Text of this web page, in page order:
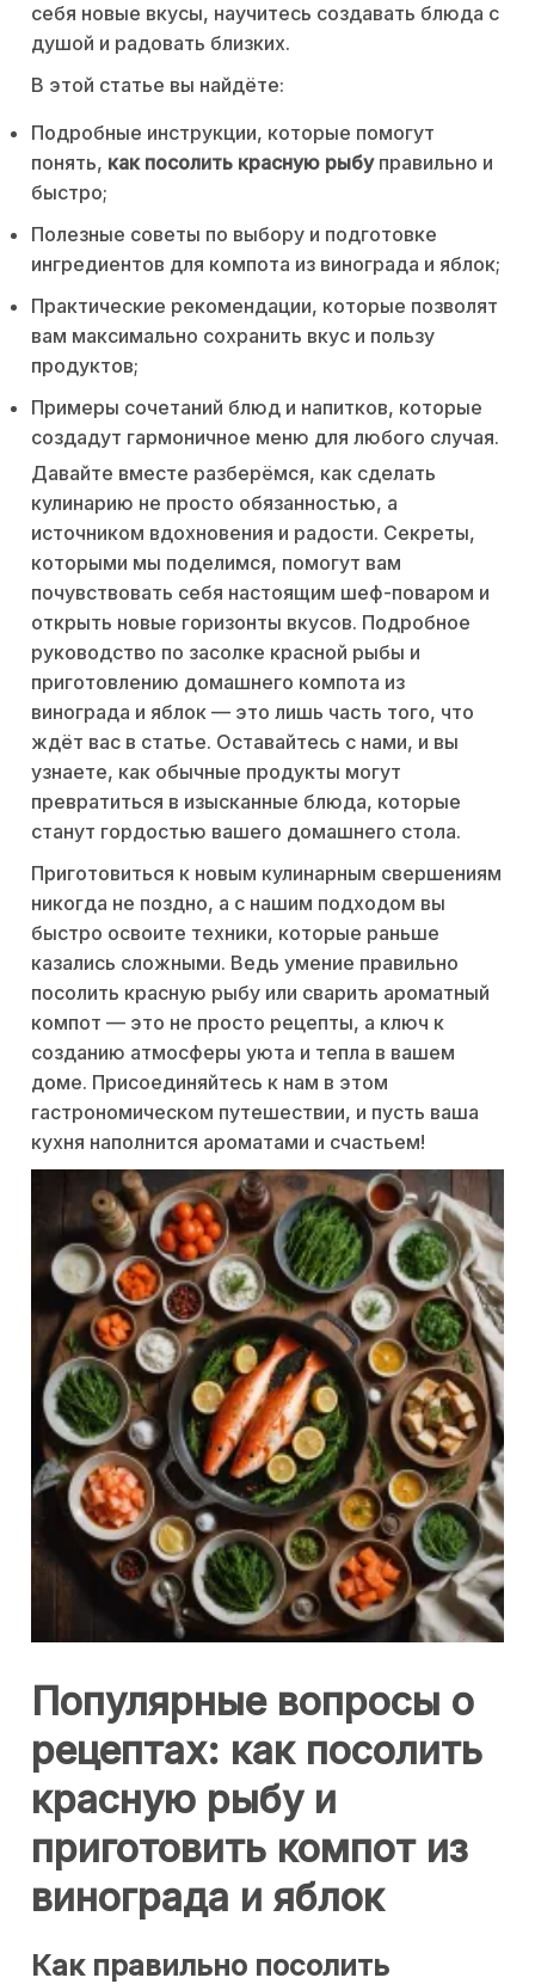
себя новые вкусы, научитесь создавать блюда с
душой и радовать близких.
В этой статье вы найдёте:
Подробные инструкции, которые помогут
понять, как посолить красную рыбуправильно и
быстро;
Полезные советы по выбору и подготовке
ингредиентов для компота из винограда и яблок;
Практические рекомендации, которые позволят
вам максимально сохранить вкус и пользу
продуктов;
Примеры сочетаний блюд и напитков, которые
создадут гармоничное меню для любого случая.
Давайте вместе разберёмся, как сделать
кулинарию не просто обязанностью, а
источником вдохновения и радости. Секреты,
которыми мы поделимся, помогут вам
почувствовать себя настоящим шеф-поваром и
открыть новые горизонты вкусов. Подробное
руководство по засолке красной рыбы и
приготовлению домашнего компота из
винограда и яблок — это лишь часть того, что
ждёт вас в статье. Оставайтесь с нами, и вы
узнаете, как обычные продукты могут
превратиться в изысканные блюда, которые
станут гордостью вашего домашнего стола.
Приготовиться к новым кулинарным свершениям
никогда не поздно, а с нашим подходом вы
быстро освоите техники, которые раньше
казались сложными. Ведь умение правильно
посолить красную рыбу или сварить ароматный
компот — это не просто рецепты, а ключ к
созданию атмосферы уюта и тепла в вашем
доме. Присоединяйтесь к нам в этом
гастрономическом путешествии, и пусть ваша
кухня наполнится ароматами и счастьем!
Популярные вопросы о
рецептах: как посолить
красную рыбу и
приготовить компот из
винограда и яблок
Как правильно посолить